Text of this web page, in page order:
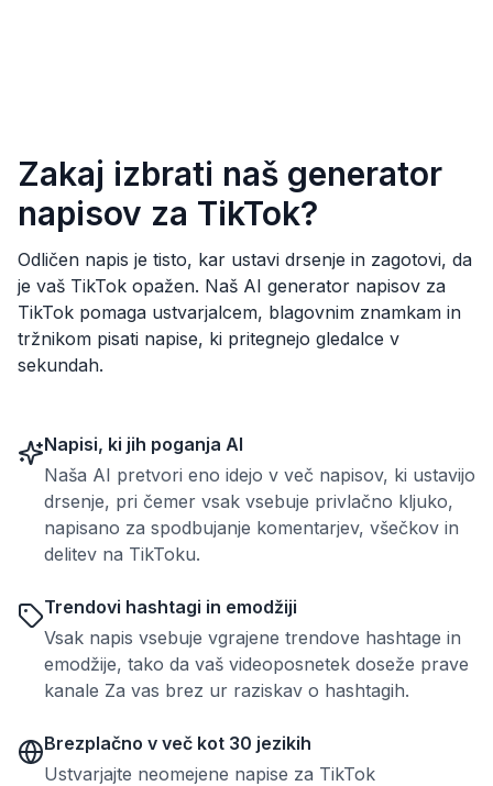
Zakaj izbrati naš generator
napisov za TikTok?
Odličen napis je tisto, kar ustavi drsenje in zagotovi, da
je vaš TikTok opažen. Naš AI generator napisov za
TikTok pomaga ustvarjalcem, blagovnim znamkam in
tržnikom pisati napise, ki pritegnejo gledalce v
sekundah.
Napisi, ki jih poganja AI
Naša AI pretvori eno idejo v več napisov, ki ustavijo
drsenje, pri čemer vsak vsebuje privlačno kljuko,
napisano za spodbujanje komentarjev, všečkov in
delitev na TikToku.
Trendovi hashtagi in emodžiji
Vsak napis vsebuje vgrajene trendove hashtage in
emodžije, tako da vaš videoposnetek doseže prave
kanale Za vas brez ur raziskav o hashtagih.
Brezplačno v več kot 30 jezikih
Ustvarjajte neomejene napise za TikTok